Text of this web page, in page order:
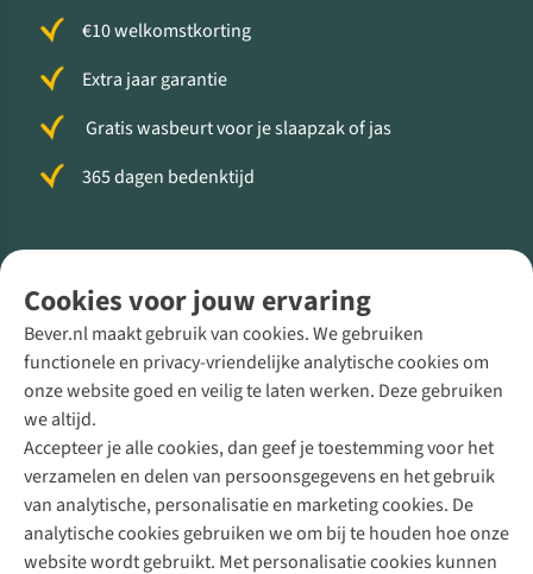
Cookies voor jouw ervaring
Bever.nl maakt gebruik van cookies. We gebruiken
functionele en privacy-vriendelijke analytische cookies om
onze website goed en veilig te laten werken. Deze gebruiken
we altijd.
Accepteer je alle cookies, dan geef je toestemming voor het
verzamelen en delen van persoonsgegevens en het gebruik
van analytische, personalisatie en marketing cookies. De
analytische cookies gebruiken we om bij te houden hoe onze
website wordt gebruikt. Met personalisatie cookies kunnen
€10 welkomstkorting
Extra jaar garantie
Gratis wasbeurt voor je slaapzak of jas
365 dagen bedenktijd
Direct advies van een Buitenexpert
+31 (0)85 888 50 88
+31 6 12 28 49 80
Contactformulier